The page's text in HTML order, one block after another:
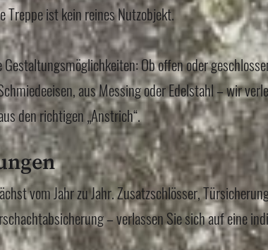
Treppe ist kein reines Nutzobjekt.
Gestaltungsmöglichkeiten: Ob offen oder
aus Messing oder Edelstahl – wir
den richtigen „Anstrich“.
vom Jahr zu Jahr. Zusatzschlösser,
– verlassen Sie sich auf eine